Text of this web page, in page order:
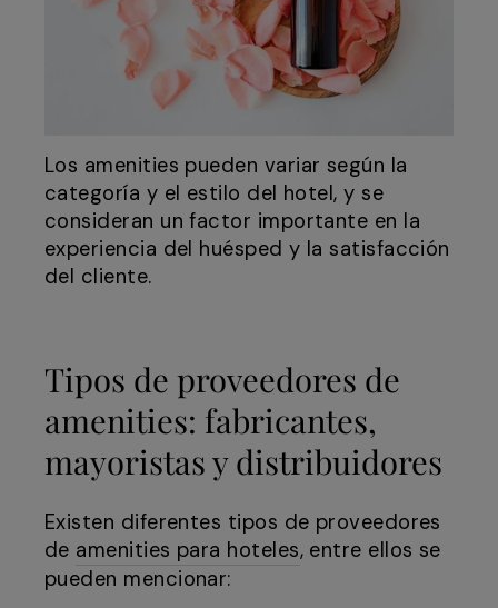
Los amenities pueden variar según la
categoría y el estilo del hotel, y se
consideran un factor importante en la
experiencia del huésped y la satisfacción
del cliente.
Tipos de proveedores de
amenities: fabricantes,
mayoristas y distribuidores
Existen diferentes tipos de proveedores
de amenities para hoteles, entre ellos se
pueden mencionar: